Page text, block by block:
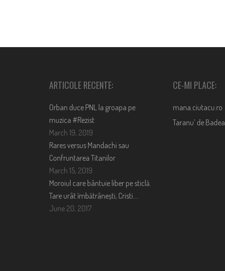
ARTICOLE RECENTE:
Orban duce PNL la groapa pe
muzica #Rezist
March 19, 2019
Rares versus Mandachi sau
Confruntarea Titanilor
March 15, 2019
Moroiul care bântuie liber pe sticlă.
Tare urât îmbătrânești, Cristi….
June 20, 2017
CE-MI PLACE:
mana.ciutacu.ro
Taranu’ de Badea